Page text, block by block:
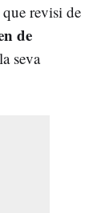
revisi de
de
seva